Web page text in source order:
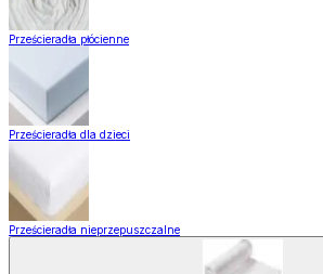
Prześcieradła płócienne
Prześcieradła dla dzieci
Prześcieradła nieprzepuszczalne